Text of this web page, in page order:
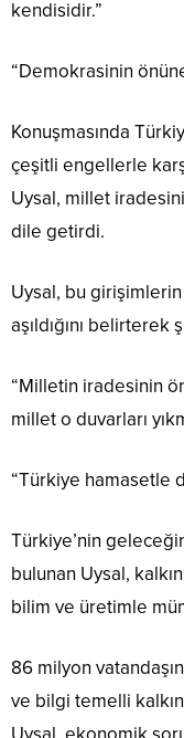
kendisidir.”
“Demokrasinin
Konuşmasında
çeşitli engellerle
Uysal, millet
dile getirdi.
Uysal, bu
aşıldığını belirterek
“Milletin iradesinin
millet o duvarları
“Türkiye hamasetle
Türkiye’nin
bulunan Uysal,
bilim ve üretimle
86 milyon
ve bilgi temelli